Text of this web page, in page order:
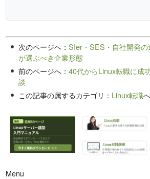
次のページへ：SIer・SES・自社開発
が選ぶべき企業形態
前のページへ：40代からLinux転職に成
談
この記事の属するカテゴリ： Linux転職
Menu